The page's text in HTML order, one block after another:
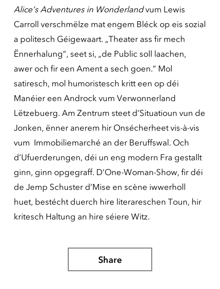
Alice’s Adventures in Wonderlandvum Lewis
Carroll verschmëlze mat engem Bléck op eis sozial
a politesch Géigewaart. „Theater ass fir mech
Ënnerhalung“, seet si, „de Public soll laachen,
awer och fir een Ament a sech goen.“ Mol
satiresch, mol humoristesch kritt een op déi
Manéier een Androck vum Verwonnerland
Lëtzebuerg. Am Zentrum steet d’Situatioun vun de
Jonken, ënner anerem hir Onsécherheet vis-à-vis
vum Immobiliemarché an der Beruffswal. Och
d’Ufuerderungen, déi un eng modern Fra gestallt
ginn, ginn opgegraff. D’One-Woman-Show, fir déi
de Jemp Schuster d’Mise en scène iwwerholl
huet, bestécht duerch hire literareschen Toun, hir
kritesch Haltung an hire séiere Witz.
Share